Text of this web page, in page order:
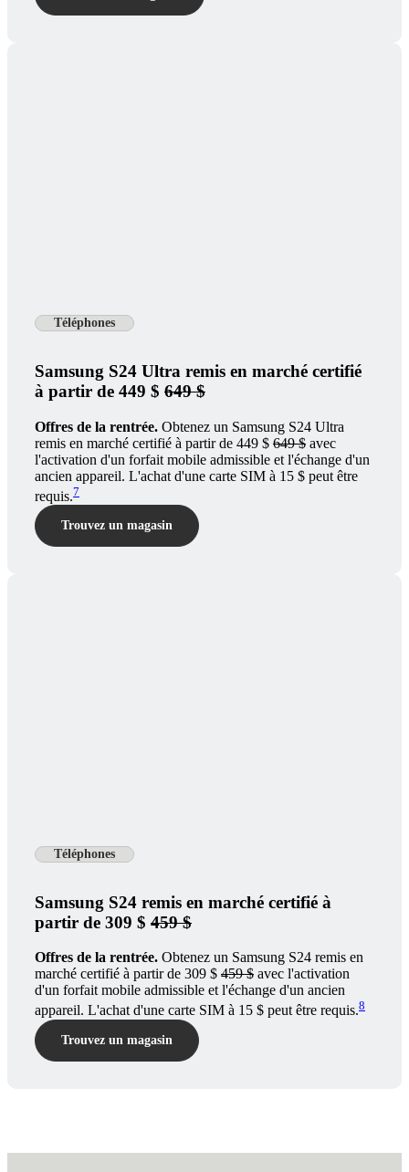
Téléphones
Samsung S24 Ultra remis en marché certifié
à partir de 449 $ 649 $
Offres de la rentrée. Obtenez un Samsung S24 Ultra
remis en marché certifié à partir de 449 $ 649 $ avec
l'activation d'un forfait mobile admissible et l'échange d'un
ancien appareil. L'achat d'une carte SIM à 15 $ peut être
requis.7
Trouvez un magasin
Téléphones
Samsung S24 remis en marché certifié à
partir de 309 $ 459 $
Offres de la rentrée. Obtenez un Samsung S24 remis en
marché certifié à partir de 309 $ 459 $ avec l'activation
d'un forfait mobile admissible et l'échange d'un ancien
appareil. L'achat d'une carte SIM à 15 $ peut être requis.8
Trouvez un magasin